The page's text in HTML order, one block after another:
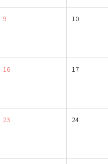
9 10
16 17
23 24